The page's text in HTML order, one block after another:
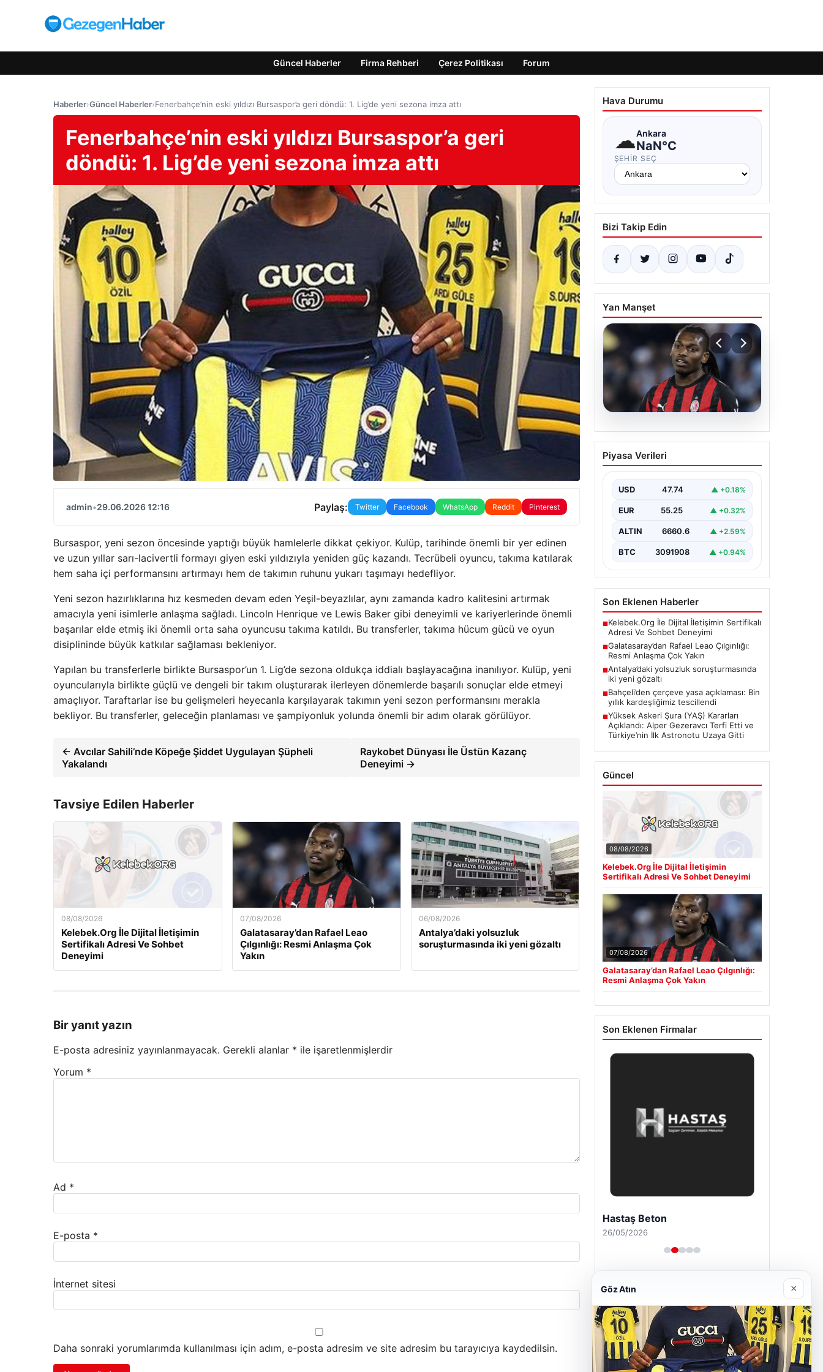
Güncel Haberler Firma Rehberi Çerez Politikası Forum
Haberler›Güncel Haberler›Fenerbahçe’nin eski yıldızı Bursaspor’a geri döndü: 1. Lig’de yeni sezona imza attı
Fenerbahçe’nin eski yıldızı Bursaspor’a geri
döndü: 1. Lig’de yeni sezona imza attı
admin•29.06.2026 12:16 Paylaş: Twitter Facebook WhatsApp Reddit Pinterest
Bursaspor, yeni sezon öncesinde yaptığı büyük hamlelerle dikkat çekiyor. Kulüp, tarihinde önemli bir yer edinen
ve uzun yıllar sarı-lacivertli formayı giyen eski yıldızıyla yeniden güç kazandı. Tecrübeli oyuncu, takıma katılarak
hem saha içi performansını artırmayı hem de takımın ruhunu yukarı taşımayı hedefliyor.
Yeni sezon hazırlıklarına hız kesmeden devam eden Yeşil-beyazlılar, aynı zamanda kadro kalitesini artırmak
amacıyla yeni isimlerle anlaşma sağladı. Lincoln Henrique ve Lewis Baker gibi deneyimli ve kariyerlerinde önemli
başarılar elde etmiş iki önemli orta saha oyuncusu takıma katıldı. Bu transferler, takıma hücum gücü ve oyun
disiplininde büyük katkılar sağlaması bekleniyor.
Yapılan bu transferlerle birlikte Bursaspor’un 1. Lig’de sezona oldukça iddialı başlayacağına inanılıyor. Kulüp, yeni
oyuncularıyla birlikte güçlü ve dengeli bir takım oluşturarak ilerleyen dönemlerde başarılı sonuçlar elde etmeyi
amaçlıyor. Taraftarlar ise bu gelişmeleri heyecanla karşılayarak takımın yeni sezon performansını merakla
bekliyor. Bu transferler, geleceğin planlaması ve şampiyonluk yolunda önemli bir adım olarak görülüyor.
← Avcılar Sahili’nde Köpeğe Şiddet Uygulayan Şüpheli
Yakalandı
Raykobet Dünyası İle Üstün Kazanç
Deneyimi →
Tavsiye Edilen Haberler
08/08/2026
Kelebek.Org İle Dijital İletişimin
Sertifikalı Adresi Ve Sohbet
Deneyimi
07/08/2026
Galatasaray’dan Rafael Leao
Çılgınlığı: Resmi Anlaşma Çok
Yakın
06/08/2026
Antalya’daki yolsuzluk
soruşturmasında iki yeni gözaltı
Bir yanıt yazın
E-posta adresiniz yayınlanmayacak. Gerekli alanlar * ile işaretlenmişlerdir
Yorum *
Ad *
E-posta *
İnternet sitesi
Daha sonraki yorumlarımda kullanılması için adım, e-posta adresim ve site adresim bu tarayıcıya kaydedilsin.
Hava Durumu
☁Ankara
NaN°C
ŞEHIR SEÇ
Bizi Takip Edin
Yan Manşet
06.08.2026
Antalya’daki yolsuzluk
soruşturmasında iki yeni
Piyasa Verileri
USD 47.74 ▲ +0.18%
EUR 55.25 ▲ +0.32%
ALTIN 6660.6 ▲ +2.59%
BTC 3091908 ▲ +0.94%
Son Eklenen Haberler
■Kelebek.Org İle Dijital İletişimin Sertifikalı
Adresi Ve Sohbet Deneyimi
■Galatasaray’dan Rafael Leao Çılgınlığı:
Resmi Anlaşma Çok Yakın
■Antalya’daki yolsuzluk soruşturmasında
iki yeni gözaltı
■Bahçeli’den çerçeve yasa açıklaması: Bin
yıllık kardeşliğimiz tescillendi
■Yüksek Askeri Şura (YAŞ) Kararları
Açıklandı: Alper Gezeravcı Terfi Etti ve
Türkiye’nin İlk Astronotu Uzaya Gitti
Güncel
08/08/2026
Kelebek.Org İle Dijital İletişimin
Sertifikalı Adresi Ve Sohbet Deneyimi
07/08/2026
Galatasaray’dan Rafael Leao Çılgınlığı:
Resmi Anlaşma Çok Yakın
Son Eklenen Firmalar
Hastaş Beton
26/05/2026
Göz Atın ×